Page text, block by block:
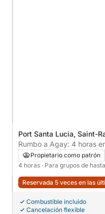
Port Santa Lucia, Saint-
Rumbo a Agay: 4 horas
turquesas
Propietario como patrón
4 horas · Para grupos de
Reservada 5 veces en las
Combustible incluido
Cancelación flexible